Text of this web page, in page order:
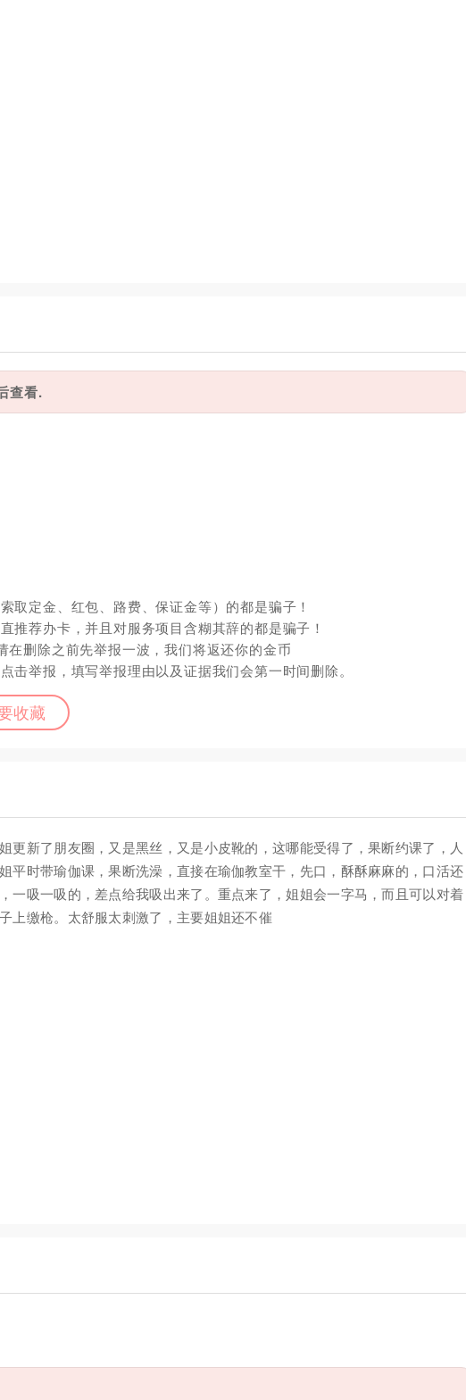
查看.
取定金、红包、路费、保证金等）的都是骗子！
推荐办卡，并且对服务项目含糊其辞的都是骗子！
删除之前先举报一波，我们将返还你的金币
击举报，填写举报理由以及证据我们会第一时间删除。
收藏
更新了朋友圈，又是黑丝，又是小皮靴的，这哪能受得了，果断约课了，人
平时带瑜伽课，果断洗澡，直接在瑜伽教室干，先口，酥酥麻麻的，口活还
一吸一吸的，差点给我吸出来了。重点来了，姐姐会一字马，而且可以对着
上缴枪。太舒服太刺激了，主要姐姐还不催